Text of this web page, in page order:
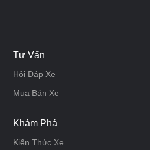
Tư Vấn
Hỏi Đáp Xe
Mua Bán Xe
Khám Phá
Kiến Thức Xe